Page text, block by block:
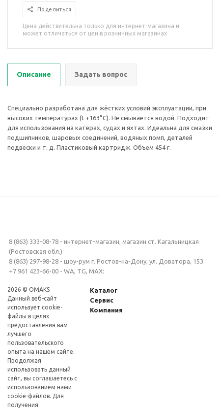
Поделиться
Цена действительна только для интернет-магазина и
может отличаться от цен в розничных магазинах
Описание Задать вопрос
Специально разработана для жёстких условий эксплуатации, при
высоких температурах (t +163°С). Не смывается водой. Подходит
для использования на катерах, судах и яхтах. Идеальна для смазки
подшипников, шаровых соединений, водяных помп, деталей
подвески и т. д. Пластиковый картридж. Объем 454 г.
8 (863) 333-08-78 - интернет-магазин, магазин ст. Кагальницкая
(Ростовская обл.)
8 (863) 297-98-28 - шоу-рум г. Ростов-на-Дону, ул. Доватора, 153
+7 961 423-66-00 - WA, TG, MAX:
2026 © OMAKS
Данный веб-сайт
использует cookie-
файлы в целях
предоставления вам
лучшего
пользовательского
опыта на нашем сайте.
Продолжая
использовать данный
сайт, вы соглашаетесь с
использованием нами
cookie-файлов. Для
получения
Каталог
Сервис
Компания